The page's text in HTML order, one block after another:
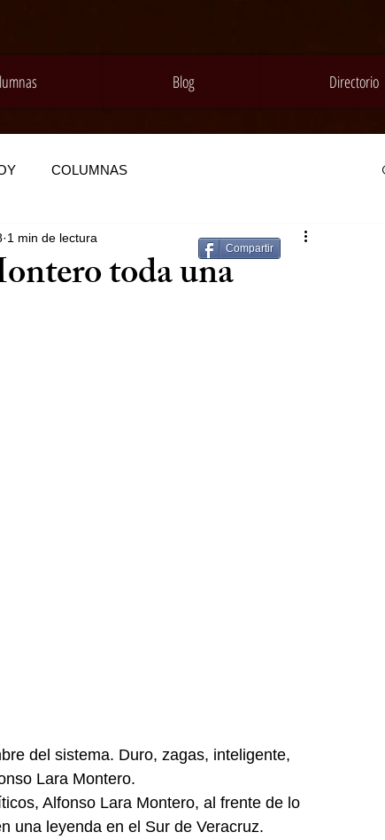
Blog Directorio
COLUMNAS
toda una
1 min de lectura
del sistema. Duro, zagas, inteligente,
Lara Montero.
Alfonso Lara Montero, al frente de lo
una leyenda en el Sur de Veracruz.
Compartir